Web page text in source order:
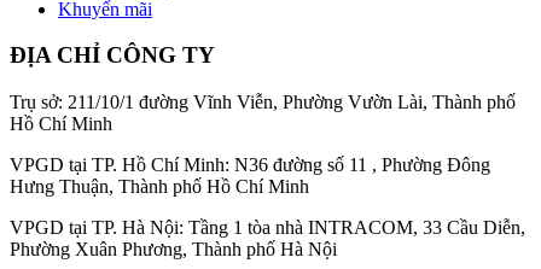
Khuyến mãi
ĐỊA CHỈ CÔNG TY
Trụ sở: 211/10/1 đường Vĩnh Viễn, Phường Vườn Lài, Thành phố
Hồ Chí Minh
VPGD tại TP. Hồ Chí Minh: N36 đường số 11 , Phường Đông
Hưng Thuận, Thành phố Hồ Chí Minh
VPGD tại TP. Hà Nội: Tầng 1 tòa nhà INTRACOM, 33 Cầu Diễn,
Phường Xuân Phương, Thành phố Hà Nội